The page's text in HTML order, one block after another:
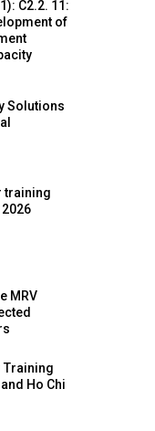
C2.2. 11:
of
Solutions
training
MRV
Training
Ho Chi